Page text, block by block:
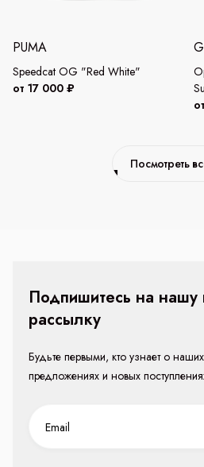
PUMA
Speedcat OG "Red White"
от 17 000 ₽
Посмотреть
Подпишитесь на нашу
рассылку
Будьте первыми, кто узнает о
предложениях и новых